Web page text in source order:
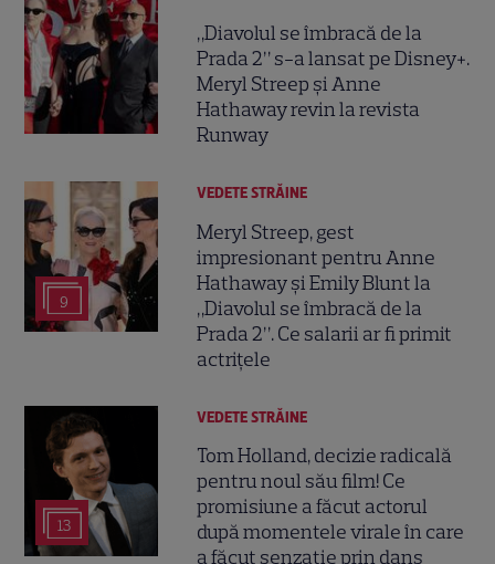
„Diavolul se îmbracă de la
Prada 2” s-a lansat pe Disney+.
Meryl Streep și Anne
Hathaway revin la revista
Runway
9
VEDETE STRĂINE
Meryl Streep, gest
impresionant pentru Anne
Hathaway și Emily Blunt la
„Diavolul se îmbracă de la
Prada 2”. Ce salarii ar fi primit
actrițele
13
VEDETE STRĂINE
Tom Holland, decizie radicală
pentru noul său film! Ce
promisiune a făcut actorul
după momentele virale în care
a făcut senzație prin dans